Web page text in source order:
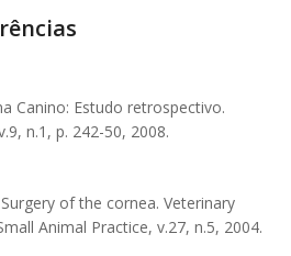
Canino: Estudo retrospectivo.
n.1, p. 242-50, 2008.
of the cornea. Veterinary
Animal Practice, v.27, n.5, 2004.